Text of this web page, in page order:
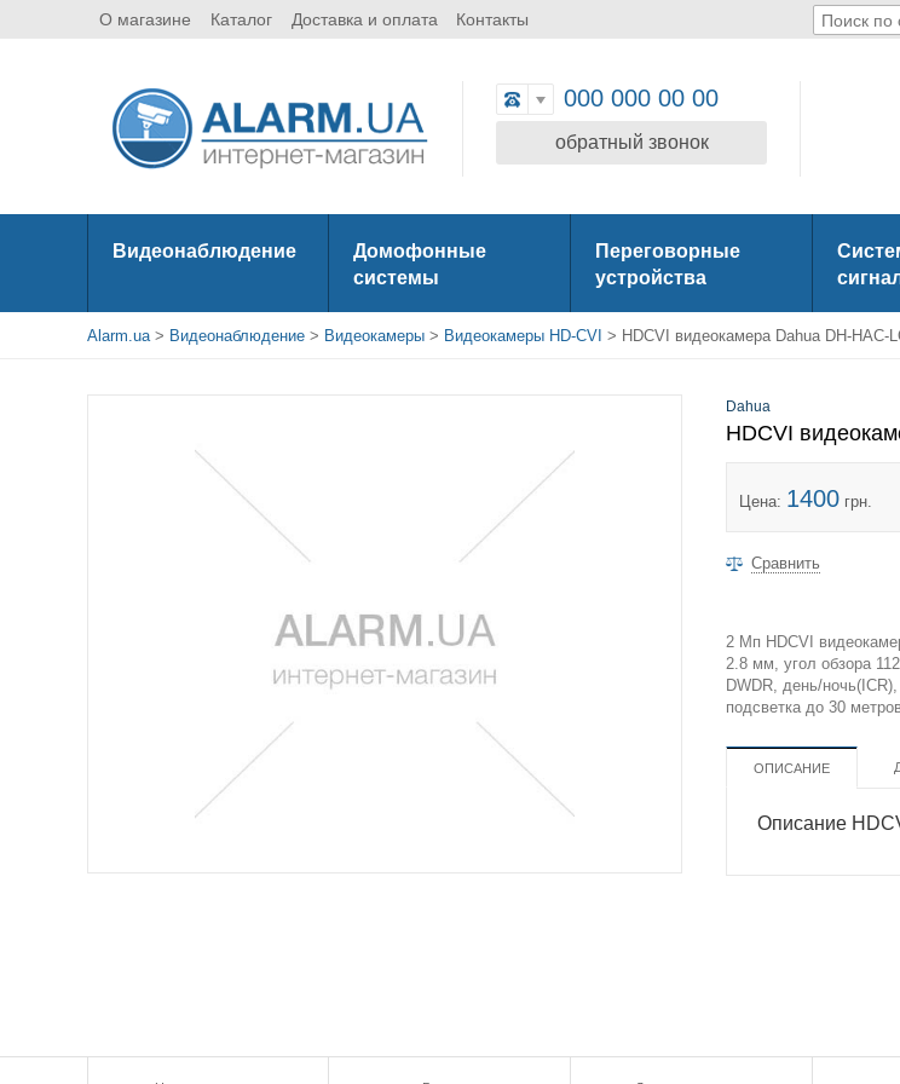
О магазине Каталог Доставка и оплата Контакты
000 000 00 00
обратный звонок
Видеонаблюдение
Домофонные
системы
Переговорные
устройства
Alarm.ua> Видеонаблюдение > Видеокамеры > Видеокамеры HD-CVI > HDCVI видеокамера Dahua DH-HAC-
Dahua
HDCVI
Цена: 1400 грн.
Сравнить
2 Мп HDCVI
2.8 мм, угол обзора
DWDR, день/
подсветка до 30
ОПИСАНИЕ
Описание